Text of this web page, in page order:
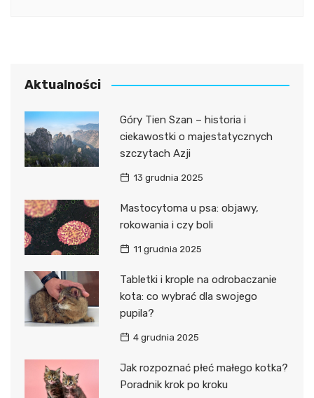
Aktualności
Góry Tien Szan – historia i
ciekawostki o majestatycznych
szczytach Azji
13 grudnia 2025
Mastocytoma u psa: objawy,
rokowania i czy boli
11 grudnia 2025
Tabletki i krople na odrobaczanie
kota: co wybrać dla swojego
pupila?
4 grudnia 2025
Jak rozpoznać płeć małego kotka?
Poradnik krok po kroku